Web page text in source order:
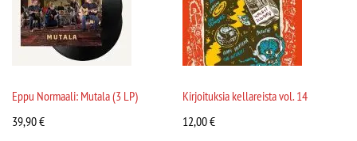
Eppu Normaali: Mutala (3 LP)
39,90€
Kirjoituksia kellareista vol. 14
12,00€